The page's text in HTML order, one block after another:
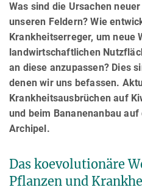
Was sind die Ursachen
unseren Feldern? Wie
Krankheitserreger, um neue
landwirtschaftlichen
an diese anzupassen? Dies
denen wir uns befassen.
Krankheitsausbrüchen auf
und beim Bananenanbau
Archipel.
Das koevolutionäre
Pflanzen und